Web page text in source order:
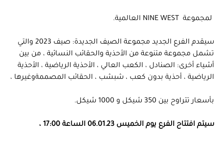
لمجموعة NINE WEST العالمية.
سيقدم الفرع الجديد مجموعة الصيف الجديدة: صيف 2023 والتي
تشمل مجموعة متنوعة من الأحذية والحقائب النسائية ، من بين
أشياء أخرى: الصنادل ، الكعب العالي ، الأحذية الرياضية ، الأحذية
الرياضية ، أحذية بدون كعب ، شبشب ، الحقائب المصممةوغيرها ،
بأسعار تتراوح بين 350 شيكل و 1000 شيكل.
سيتم افتتاح الفرع يوم الخميس 06.01.23 الساعة 17:00 ،